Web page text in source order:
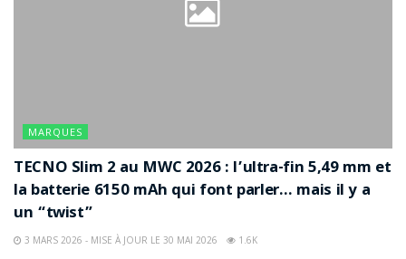
MARQUES
TECNO Slim 2 au MWC 2026 : l’ultra-fin 5,49 mm et
la batterie 6150 mAh qui font parler… mais il y a
un “twist”
3 MARS 2026 - MISE À JOUR LE 30 MAI 2026 1.6K